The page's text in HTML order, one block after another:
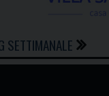
SETTIMANALE